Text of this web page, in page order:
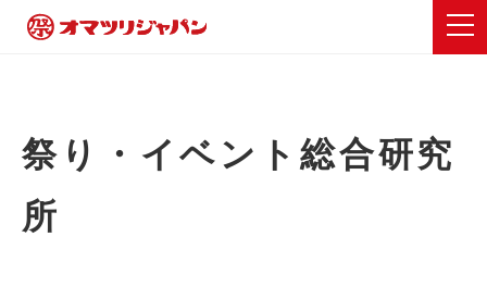
祭り・イベント総合研究
所